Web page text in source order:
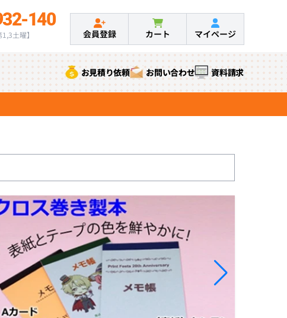
140
土曜】
会員登録 カート マイページ
お見積り依頼 お問い合わせ 資料請求